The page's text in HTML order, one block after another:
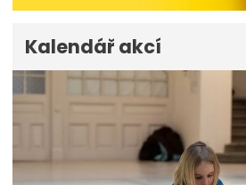
Kalendář akcí